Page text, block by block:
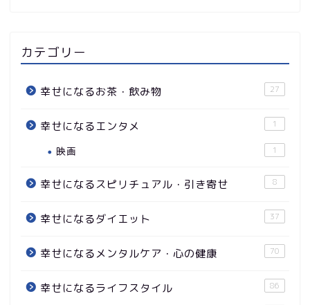
カテゴリー
幸せになるお茶・飲み物 27
幸せになるエンタメ 1
映画 1
幸せになるスピリチュアル・引き寄せ 8
幸せになるダイエット 37
幸せになるメンタルケア・心の健康 70
幸せになるライフスタイル 86